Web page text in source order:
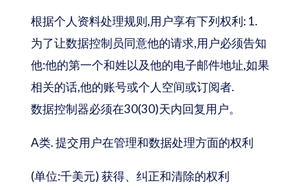
根据个人资料处理规则,用户享有下列权利: 1.
为了让数据控制员同意他的请求,用户必须告知
他:他的第一个和姓以及他的电子邮件地址,如果
相关的话,他的账号或个人空间或订阅者.
数据控制器必须在30(30)天内回复用户。
A类. 提交用户在管理和数据处理方面的权利
(单位:千美元) 获得、纠正和清除的权利